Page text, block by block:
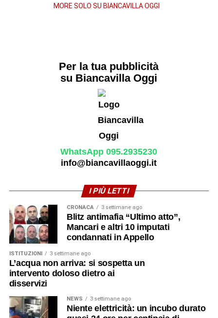
MORE SOLO SU BIANCAVILLA OGGI
Per la tua pubblicità
su Biancavilla Oggi
WhatsApp 095.2935230
info@biancavillaoggi.it
I PIÙ LETTI
CRONACA 3 settimane ago
Blitz antimafia “Ultimo atto”,
Mancari e altri 10 imputati
condannati in Appello
ISTITUZIONI 3 settimane ago
L’acqua non arriva: si sospetta un
intervento doloso dietro ai
disservizi
NEWS 3 settimane ago
Niente elettricità: un incubo durato